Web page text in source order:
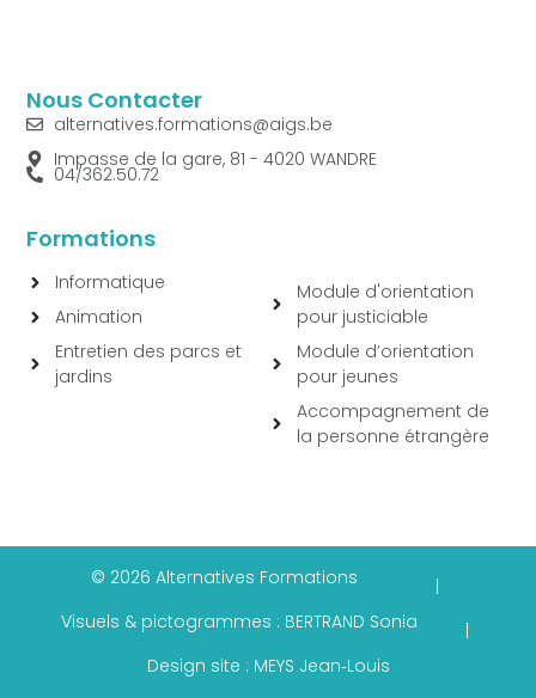
Nous Contacter
alternatives.formations@aigs.be
Impasse de la gare, 81 - 4020 WANDRE
04/362.50.72
Formations
Informatique
Animation
Entretien des parcs et
jardins
Module d'orientation
pour justiciable
Module d’orientation
pour jeunes
Accompagnement de
la personne étrangère
© 2026 Alternatives Formations
|
Visuels & pictogrammes : BERTRAND Sonia
|
Design site : MEYS Jean‑Louis